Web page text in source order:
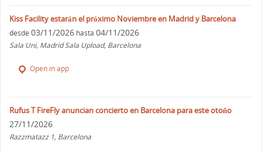
Kiss Facility estarán el próximo Noviembre en Madrid y Barcelona
desde 03/11/2026 hasta 04/11/2026
Sala Uni, Madrid Sala Upload, Barcelona
Open in app
Rufus T FireFly anuncian concierto en Barcelona para este otoño
27/11/2026
Razzmatazz 1, Barcelona